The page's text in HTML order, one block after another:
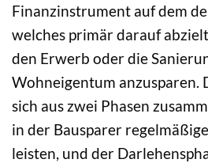
Finanzinstrument auf dem
welches primär darauf
den Erwerb oder die
Wohneigentum anzusparen.
sich aus zwei Phasen
in der Bausparer
leisten, und der